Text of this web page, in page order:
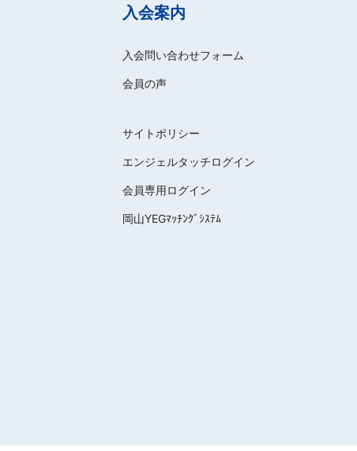
入会案内
入会問い合わせフォーム
会員の声
サイトポリシー
エンジェルタッチログイン
会員専用ログイン
岡山YEGﾏｯﾁﾝｸﾞｼｽﾃﾑ